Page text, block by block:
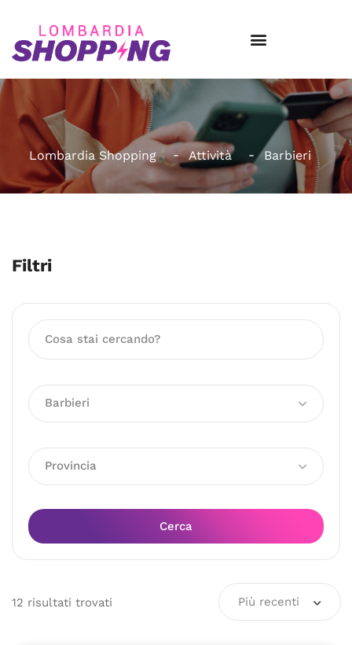
Lombardia Shopping Attività Barbieri
Filtri
Barbieri
Provincia
Cerca
12 risultati trovati Più recenti